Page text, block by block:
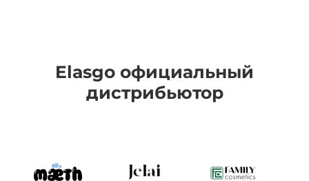
Elasgo официальный
дистрибьютор